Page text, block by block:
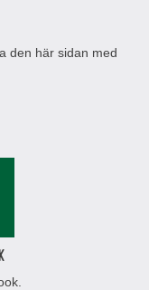
den här sidan med